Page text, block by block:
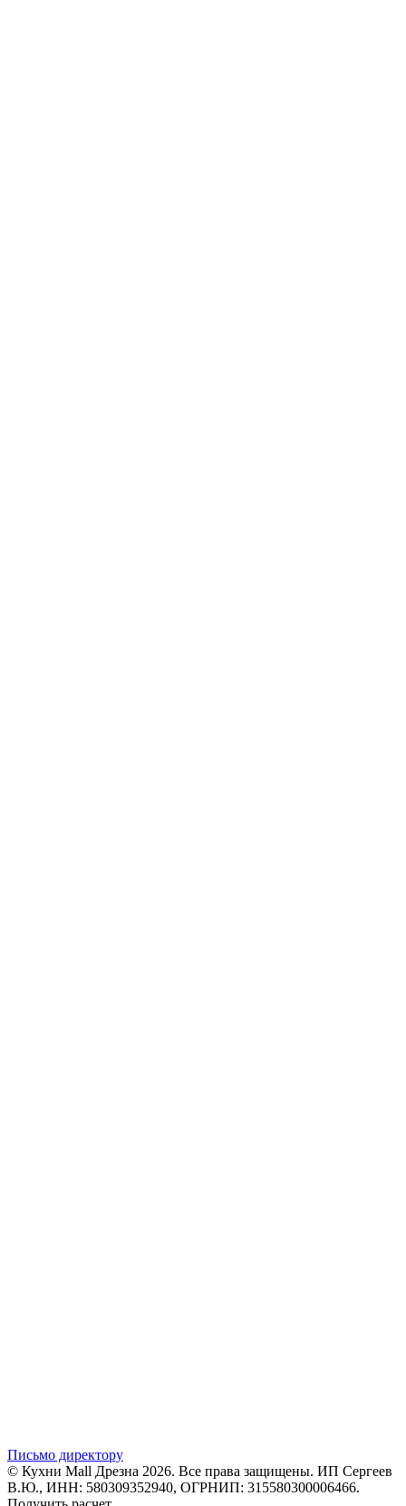
Письмо директору
© Кухни Mall Дрезна 2026. Все права защищены. ИП Сергеев
В.Ю., ИНН: 580309352940, ОГРНИП: 315580300006466.